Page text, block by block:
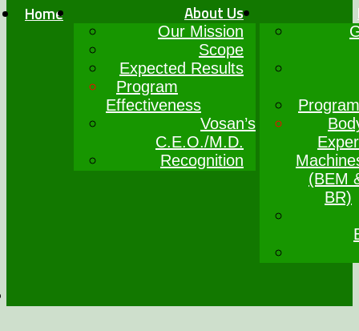
Home About Us
Our Mission
Scope
Expected Results
Program
Effectiveness
Vosan’s
C.E.O./M.D.
Recognition
(BEM
BR)